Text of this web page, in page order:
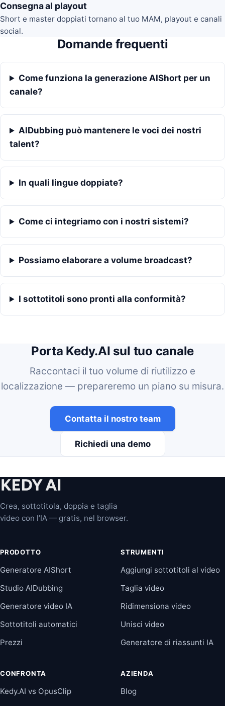
Consegna al playout
Short e master doppiati tornano al tuo MAM, playout e canali
social.
Domande frequenti
Come funziona la generazione AIShort per un
canale?
AIDubbing può mantenere le voci dei nostri
talent?
In quali lingue doppiate?
Come ci integriamo con i nostri sistemi?
Possiamo elaborare a volume broadcast?
I sottotitoli sono pronti alla conformità?
Porta Kedy.AI sul tuo canale
Raccontaci il tuo volume di riutilizzo e
localizzazione — prepareremo un piano su misura.
Contatta il nostro team
Richiedi una demo
Crea, sottotitola, doppia e taglia
video con l’IA — gratis, nel browser.
PRODOTTO
Generatore AIShort
Studio AIDubbing
Generatore video IA
Sottotitoli automatici
Prezzi
STRUMENTI
Aggiungi sottotitoli al video
Taglia video
Ridimensiona video
Unisci video
Generatore di riassunti IA
CONFRONTA
Kedy.AI vs OpusClip
AZIENDA
Blog